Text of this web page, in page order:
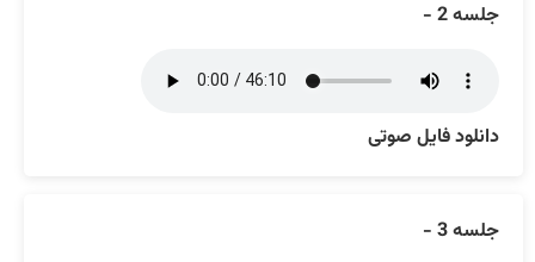
جلسه 2 -
دانلود فایل صوتی
جلسه 3 -